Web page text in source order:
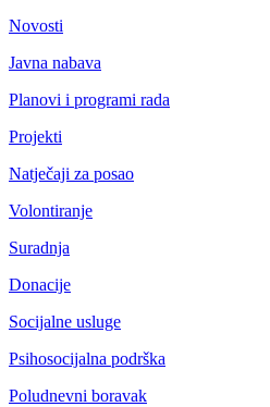
Novosti
Javna nabava
Planovi i programi rada
Projekti
Natječaji za posao
Volontiranje
Suradnja
Donacije
Socijalne usluge
Psihosocijalna podrška
Poludnevni boravak